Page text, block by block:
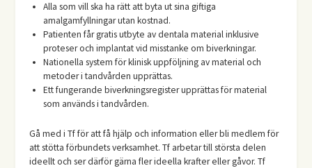
Alla som vill ska ha rätt att byta ut sina giftiga
amalgamfyllningar utan kostnad.
Patienten får gratis utbyte av dentala material inklusive
proteser och implantat vid misstanke om biverkningar.
Nationella system för klinisk uppföljning av material och
metoder i tandvården upprättas.
Ett fungerande biverkningsregister upprättas för material
som används i tandvården.
Gå med i Tf för att få hjälp och information eller bli medlem för
att stötta förbundets verksamhet. Tf arbetar till största delen
ideellt och ser därför gärna fler ideella krafter eller gåvor. Tf